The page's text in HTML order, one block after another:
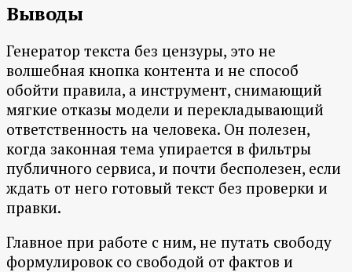
Выводы
Генератор текста без цензуры, это не
волшебная кнопка контента и не способ
обойти правила, а инструмент, снимающий
мягкие отказы модели и перекладывающий
ответственность на человека. Он полезен,
когда законная тема упирается в фильтры
публичного сервиса, и почти бесполезен, если
ждать от него готовый текст без проверки и
правки.
Главное при работе с ним, не путать свободу
формулировок со свободой от фактов и